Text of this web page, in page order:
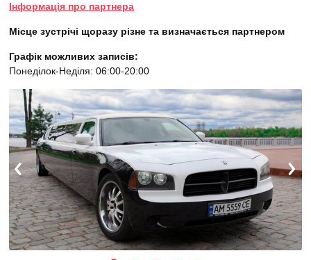
Інформація про партнера
Місце зустрічі щоразу різне та визначається партнером
Графік можливих записів:
Понеділок-Неділя: 06:00-20:00